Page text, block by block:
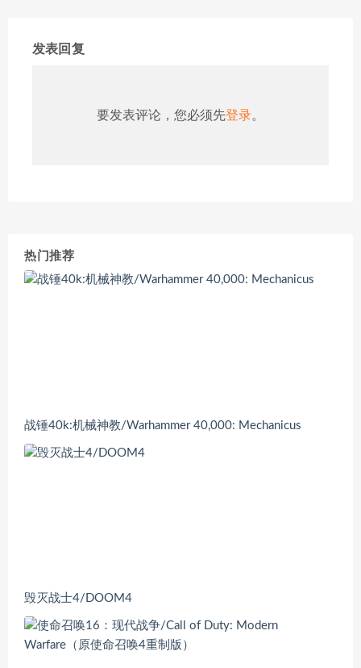
发表回复
要发表评论，您必须先登录。
热门推荐
战锤40k:机械神教/Warhammer 40,000: Mechanicus
毁灭战士4/DOOM4